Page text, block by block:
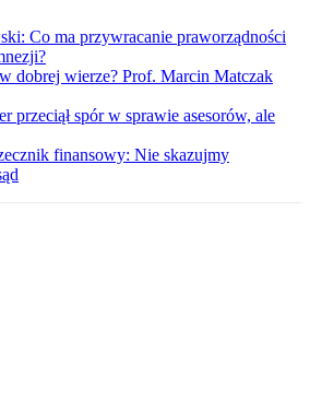
Co ma przywracanie praworządności
dobrej wierze? Prof. Marcin Matczak
przeciął spór w sprawie asesorów, ale
finansowy: Nie skazujmy